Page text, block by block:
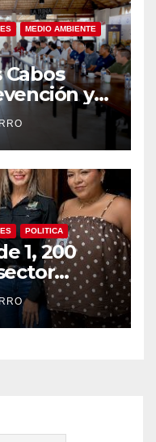
MEDIO AMBIENTE
y
oleaje
POLITICA
1, 200
laboral